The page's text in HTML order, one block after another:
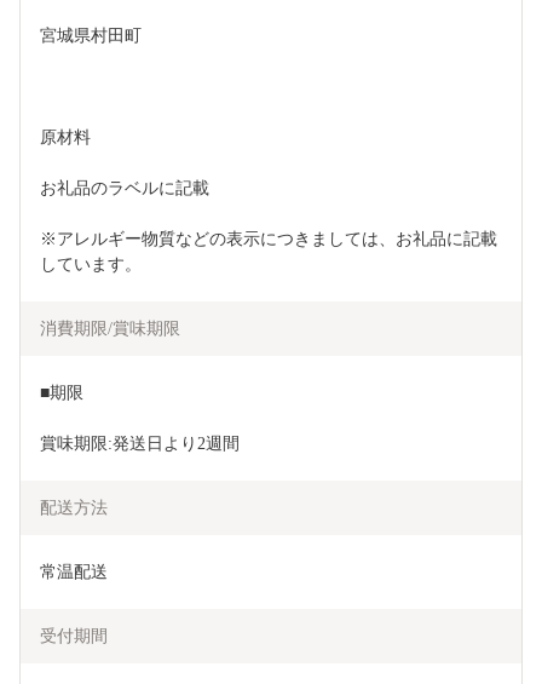
宮城県村田町
原材料
お礼品のラベルに記載
※アレルギー物質などの表示につきましては、お礼品に記載
しています。
消費期限/賞味期限
■期限
賞味期限:発送日より2週間
配送方法
常温配送
受付期間